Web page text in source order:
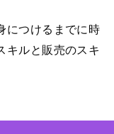
につけるまでに時
キルと販売のスキ